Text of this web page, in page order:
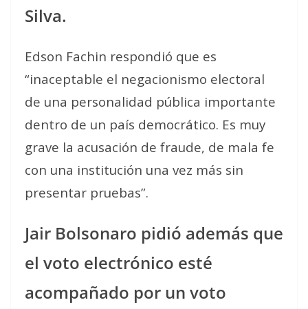
Silva.
Edson Fachin respondió que es
“inaceptable el negacionismo electoral
de una personalidad pública importante
dentro de un país democrático. Es muy
grave la acusación de fraude, de mala fe
con una institución una vez más sin
presentar pruebas”.
Jair Bolsonaro pidió además que
el voto electrónico esté
acompañado por un voto